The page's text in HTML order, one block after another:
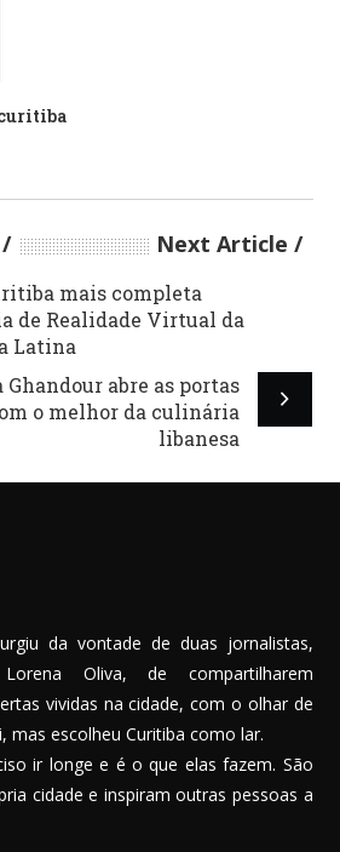
Next Article
mais completa
de Realidade Virtual da
Latina
Ghandour abre as portas
o melhor da culinária
libanesa
da vontade de duas jornalistas,
Oliva, de compartilharem
vividas na cidade, com o olhar de
mas escolheu Curitiba como lar.
ir longe e é o que elas fazem. São
cidade e inspiram outras pessoas a